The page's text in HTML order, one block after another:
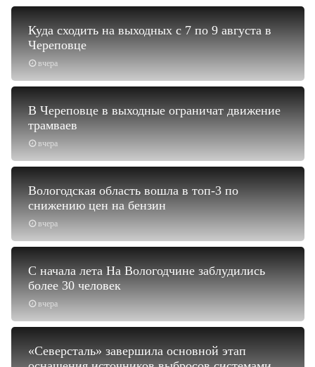
вчера
Куда сходить на выходных с 7 по 9 августа в
Череповце
вчера
В Череповце в выходные ограничат движение
трамваев
вчера
Вологодская область вошла в топ-3 по
снижению цен на бензин
вчера
С начала лета На Вологодчине заблудились
более 30 человек
«Северсталь» завершила основной этап